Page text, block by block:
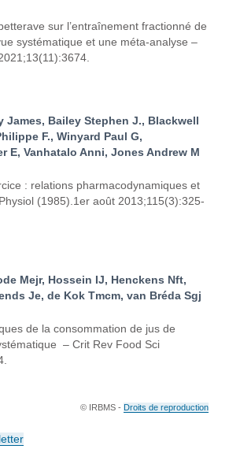
sur l’entraînement fractionné de
systématique et une méta-analyse –
James, Bailey Stephen J., Blackwell
F., Winyard Paul G,
E, Vanhatalo Anni, Jones Andrew M
: relations pharmacodynamiques et
(1985).1er août 2013;115(3):325-
Mejr, Hossein IJ, Henckens Nft,
Je, de Kok Tmcm, van Bréda Sgj
de la consommation de jus de
– Crit Rev Food Sci
© IRBMS - Droits de reproduction